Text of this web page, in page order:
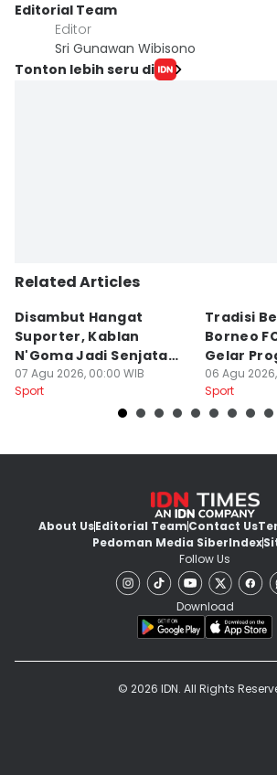
Editorial Team
Editor
Sri Gunawan Wibisono
Tonton lebih seru di
Related Articles
Disambut Hangat
Suporter, Kablan
N'Goma Jadi Senjata
Baru Borneo FC
07 Agu 2026, 00:00 WIB
Sport
Tradisi
Borneo
Gelar
06 Agu
Sport
About UsEditorial TeamContact Us
Pedoman Media SiberIndex
Follow Us
Download
© 2026 IDN. All Rights